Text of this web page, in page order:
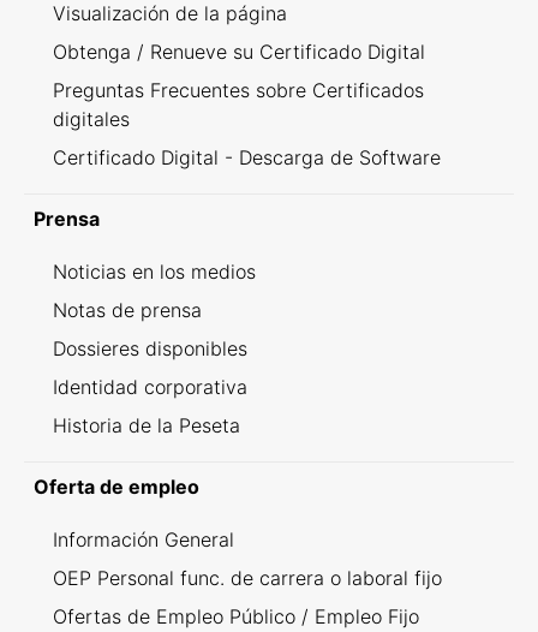
Visualización de la página
Obtenga / Renueve su Certificado Digital
Preguntas Frecuentes sobre Certificados
digitales
Certificado Digital - Descarga de Software
Prensa
Noticias en los medios
Notas de prensa
Dossieres disponibles
Identidad corporativa
Historia de la Peseta
Oferta de empleo
Información General
OEP Personal func. de carrera o laboral fijo
Ofertas de Empleo Público / Empleo Fijo